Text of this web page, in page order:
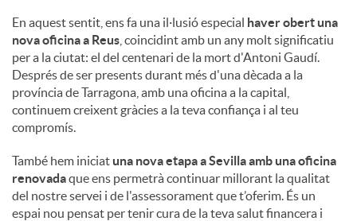
En aquest sentit, ens fa una il·lusió especial haver obert una
nova oficina a Reus , coincidint amb un any molt significatiu
per a la ciutat: el del centenari de la mort d'Antoni Gaudí.
Després de ser presents durant més d'una dècada a la
província de Tarragona, amb una oficina a la capital,
continuem creixent gràcies a la teva confiança i al teu
compromís.
També hem iniciat una nova etapa a Sevilla amb una oficina
renovadaque ens permetrà continuar millorant la qualitat
del nostre servei i de l'assessorament que t’oferim. És un
espai nou pensat per tenir cura de la teva salut financera i